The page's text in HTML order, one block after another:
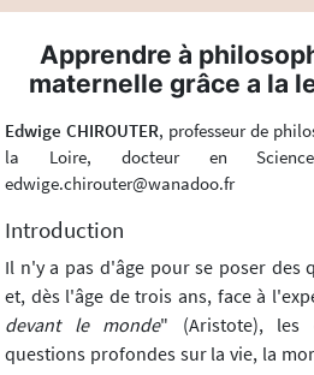
Apprendre à
maternelle grâce a la
Edwige CHIROUTER, professeur de
la Loire, docteur en
edwige.chirouter@wanadoo.fr
Introduction
Il n'y a pas d'âge pour se poser des
et, dès l'âge de trois ans, face à
devant le monde" (Aristote), les
questions profondes sur la vie, la